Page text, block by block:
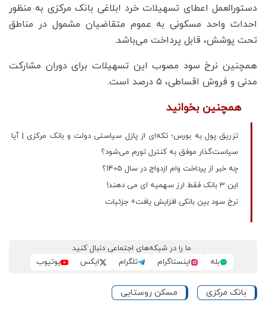
دستورالعمل اعطای تسهیلات خرد ابلاغی بانک مرکزی به منظور
احداث واحد مسکونی به عموم متقاضیان مشمول در مناطق
تحت پوشش، قابل پرداخت می‌باشد.
همچنین نرخ سود مصوب این تسهیلات برای دوران مشارکت
مدنی و فروش اقساطی، ۵ درصد است.
همچنین بخوانید
تزریق پول به بورس؛ تکه‌ای از پازل سیاستی دولت و بانک مرکزی | آیا
سیاست‌گذار موفق به کنترل تورم می‌شود؟
چه خبر از پرداخت وام ازدواج در سال 1405؟
این 3 بانک فقط ارز سهمیه ای می دهند!
نرخ سود بین بانکی افزایش یافت+ جزئیات
ما را در شبکه‌های اجتماعی دنبال کنید
بله
اینستاگرام تلگرام ایکس یوتیوب
بانک مرکزی مسکن روستایی